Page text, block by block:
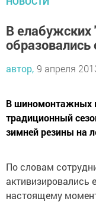
В
образовались
автор, 9 апреля
В шиномонтажных
традиционный
зимней резины на
По словам
активизировались
настоящему